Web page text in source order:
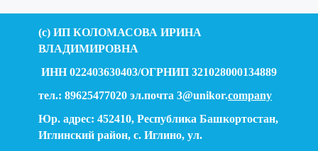
(c) ИП КОЛОМАСОВА ИРИНА
ВЛАДИМИРОВНА
ИНН 022403630403/ОГРНИП 321028000134889
тел.: 89625477020 эл.почта 3@unikor.company
Юр. адрес: 452410, Республика Башкортостан,
Иглинский район, с. Иглино, ул.